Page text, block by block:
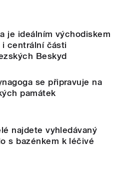
je ideálním východiskem
centrální části
Beskyd
se připravuje na
památek
najdete vyhledávaný
s bazénkem k léčivé